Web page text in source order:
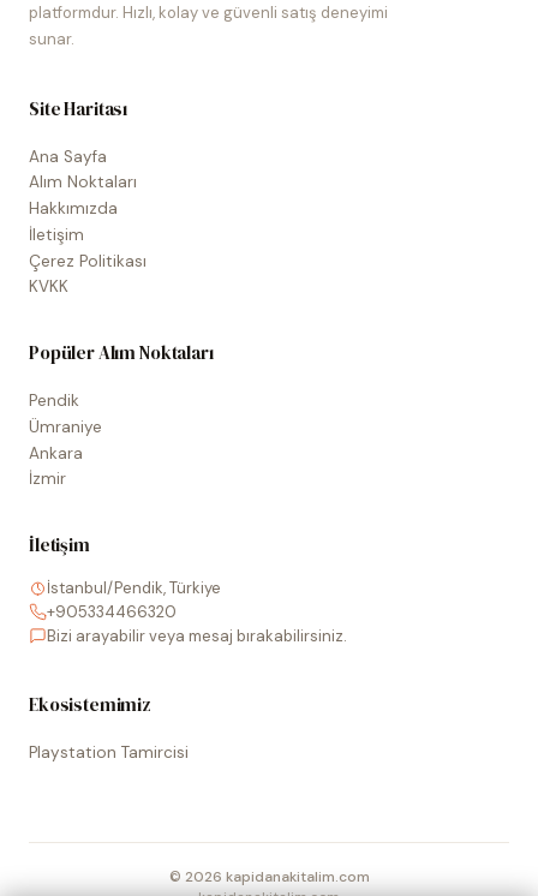
platformdur. Hızlı, kolay ve güvenli satış deneyimi
sunar.
Site Haritası
Ana Sayfa
Alım Noktaları
Hakkımızda
İletişim
Çerez Politikası
KVKK
Popüler Alım Noktaları
Pendik
Ümraniye
Ankara
İzmir
İletişim
İstanbul/Pendik, Türkiye
+905334466320
Bizi arayabilir veya mesaj bırakabilirsiniz.
Ekosistemimiz
Playstation Tamircisi
© 2026 kapidanakitalim.com